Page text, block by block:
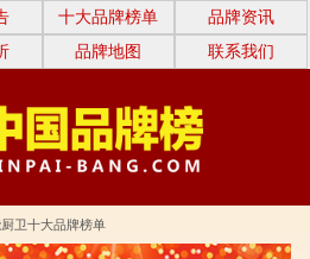
十大品牌榜单
品牌资讯
品牌地图 联系我们
卫十大品牌榜单